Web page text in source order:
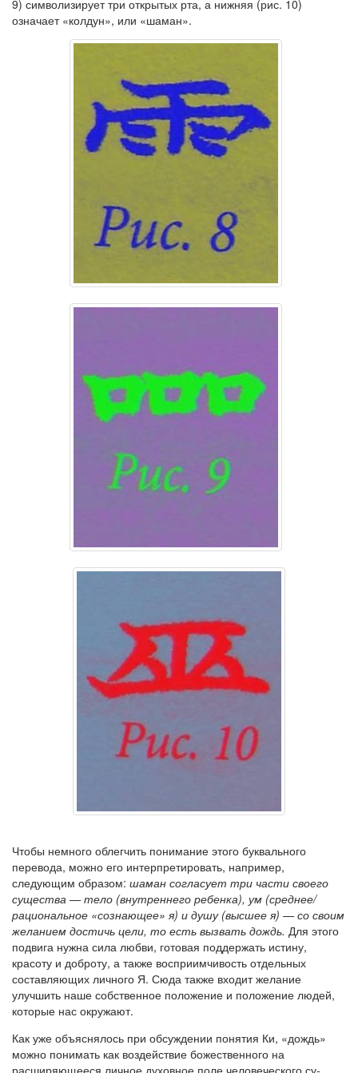
9) символизирует три открытых рта, а нижняя (рис. 10)
означает «колдун», или «шаман».
Чтобы немного облегчить понимание этого буквального
перевода, можно его интерпретировать, например,
следующим образом: шаман согласует три части своего
существа — тело (внутреннего ребенка), ум (среднее/
рациональное «сознающее» я) и душу (высшее я) — со своим
желанием достичь цели, то есть вызвать дождь. Для этого
подвига нужна сила любви, готовая поддержать истину,
красоту и доброту, а также восприимчивость отдельных
составляющих личного Я. Сюда также входит желание
улучшить наше собственное положение и поло­жение людей,
которые нас окружают.
Как уже объяснялось при обсуж­дении понятия Ки, «дождь»
можно понимать как воздействие божест­венного на
расширяющееся личное духовное поле человеческого су­